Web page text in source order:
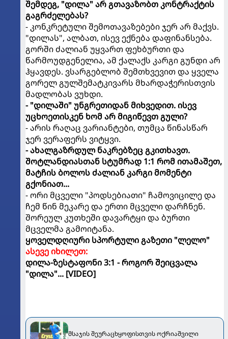
შემდეგ, "დილა" არ გთავაზობთ კონტრაქტის
გაგრძელებას?
- კონკრეტული შემოთავაზებები ჯერ არ მაქვს.
"დილას", ალბათ, ისევ ექნება დაფინანსება.
გორში ძალიან უყვართ ფეხბურთი და
წარმოუდგენელია, ამ ქალაქს კარგი გუნდი არ
ჰყავდეს. ვსარგებლობ შემთხვევით და ყველა
გორელ გულშემატკივარს მხარდაჭერისთვის
მადლობას ვუხდი.
- "დილაში" უნგრეთიდან მიხვედით. ისევ
უცხოეთისკენ ხომ არ მიგიწევთ გული?
- არის რაღაც ვარიანტები, თუმცა წინასწარ
ჯერ ვერაფერს ვიტყვი.
- ახალგაზრდულ ნაკრებზეც გკითხავთ.
შოტლანდიასთან სტუმრად 1:1 რომ ითამაშეთ,
მატჩის ბოლოს ძალიან კარგი მომენტი
გქონიათ...
- ორი მცველი "პოდსებიათი" ჩამოვიცილე და
ჩემ წინ მეკარე და ერთი მცველი დარჩნენ.
შორეულ კუთხეში დავარტყი და ბურთი
მცველმა გამოიტანა.
ყოველდღიური სპორტული გაზეთი "ლელო"
ასევე იხილეთ:
დილა-ზესტაფონი 3:1 - როგორ შეიცვალა
"დილა"... [VIDEO]
მსაჯის შეურაცხყოფისთვის ოქრიაშვილი